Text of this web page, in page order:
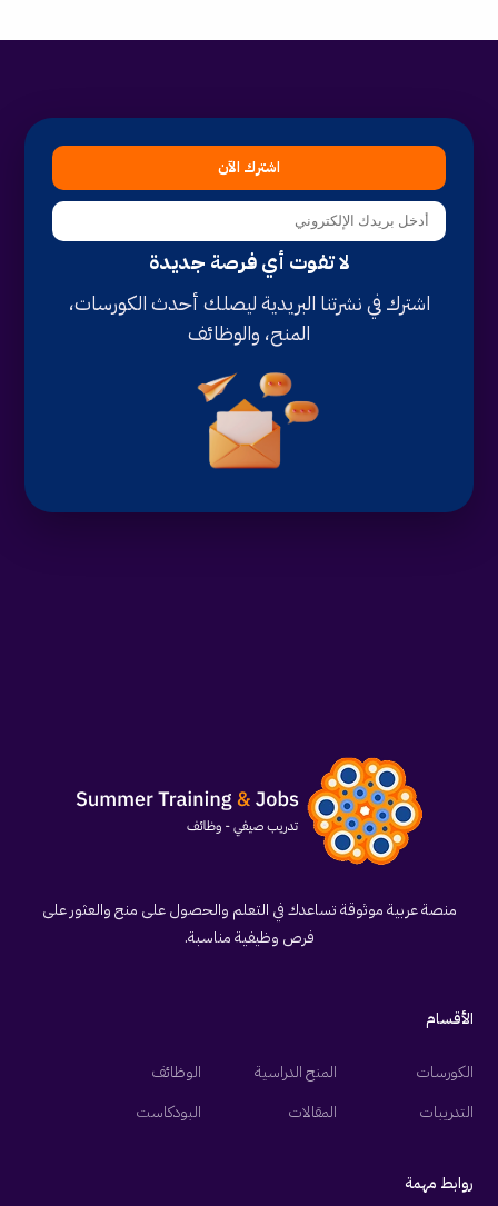
اشترك الآن
لا تفوت أي فرصة جديدة
اشترك في نشرتنا البريدية ليصلك أحدث الكورسات،
المنح، والوظائف
منصة عربية موثوقة تساعدك في التعلم والحصول على منح والعثور على
فرص وظيفية مناسبة.
الأقسام
الكورسات المنح الدراسية
الوظائف
التدريبات
المقالات البودكاست
روابط مهمة